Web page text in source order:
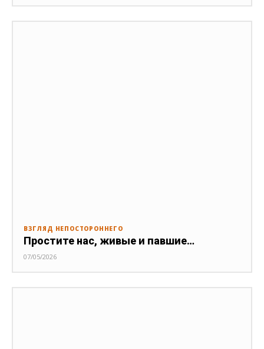
ВЗГЛЯД НЕПОСТОРОННЕГО
Простите нас, живые и павшие…
07/05/2026